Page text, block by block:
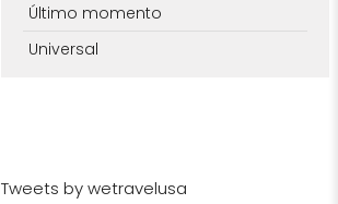
Último momento
Universal
Tweets by wetravelusa